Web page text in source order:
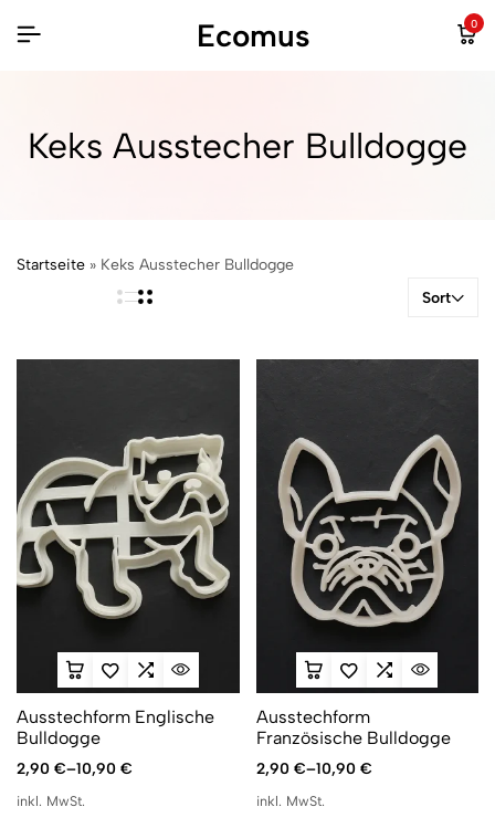
Ecomus 0
Keks Ausstecher Bulldogge
Startseite » Keks Ausstecher Bulldogge
Sort
Ausstechform Englische
Bulldogge
2,90 €–10,90 €
inkl. MwSt.
Ausstechform
Französische Bulldogge
2,90 €–10,90 €
inkl. MwSt.